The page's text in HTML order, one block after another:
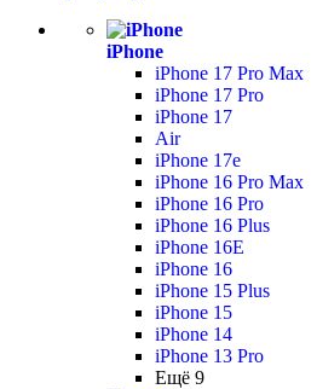
iPhone
iPhone 17 Pro Max
iPhone 17 Pro
iPhone 17
Air
iPhone 17e
iPhone 16 Pro Max
iPhone 16 Pro
iPhone 16 Plus
iPhone 16E
iPhone 16
iPhone 15 Plus
iPhone 15
iPhone 14
iPhone 13 Pro
Ещё 9